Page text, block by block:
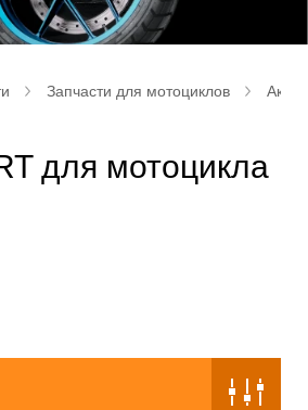
Запчасти для мотоциклов
для мотоцикла